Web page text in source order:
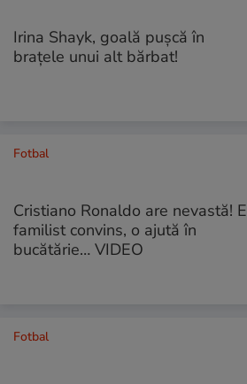
Irina Shayk, goală pușcă în
brațele unui alt bărbat!
Fotbal
Cristiano Ronaldo are nevastă! E
familist convins, o ajută în
bucătărie… VIDEO
Fotbal